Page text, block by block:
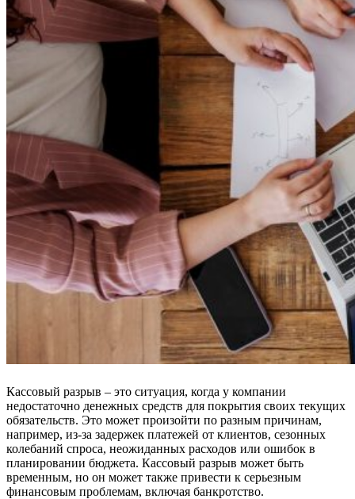
Кассовый разрыв – это ситуация, когда у компании
недостаточно денежных средств для покрытия своих текущих
обязательств. Это может произойти по разным причинам,
например, из-за задержек платежей от клиентов, сезонных
колебаний спроса, неожиданных расходов или ошибок в
планировании бюджета. Кассовый разрыв может быть
временным, но он может также привести к серьезным
финансовым проблемам, включая банкротство.